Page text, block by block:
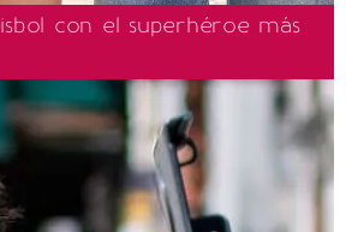
con el superhéroe más